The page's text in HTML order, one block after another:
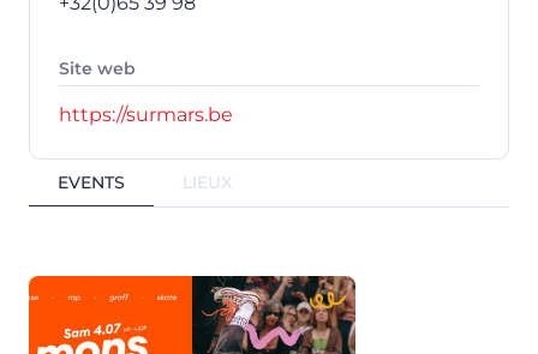
Site web
https://surmars.be
EVENTS LIEUX